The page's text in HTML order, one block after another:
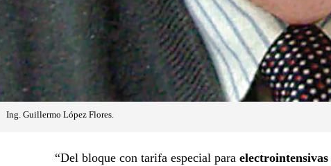
Ing. Guillermo López Flores.
“Del bloque con tarifa especial para electrointensivas